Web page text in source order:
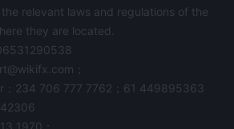
relevant laws and regulations of the
they are located.
；
：234 706 777 7762；61 449895363
1970；